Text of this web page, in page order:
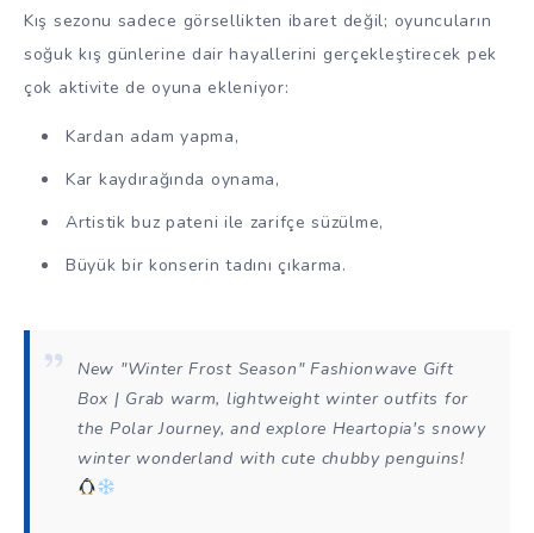
Kış sezonu sadece görsellikten ibaret değil; oyuncuların
soğuk kış günlerine dair hayallerini gerçekleştirecek pek
çok aktivite de oyuna ekleniyor:
Kardan adam yapma,
Kar kaydırağında oynama,
Artistik buz pateni ile zarifçe süzülme,
Büyük bir konserin tadını çıkarma.
New "Winter Frost Season" Fashionwave Gift
Box | Grab warm, lightweight winter outfits for
the Polar Journey, and explore Heartopia's snowy
winter wonderland with cute chubby penguins!